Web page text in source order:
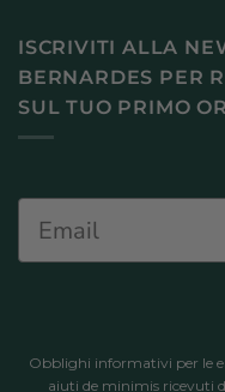
ISCRIVITI ALLA
BERNARDES PER
SUL TUO PRIMO
Email
Obblighi informativi per le
aiuti de minimis ricevuti